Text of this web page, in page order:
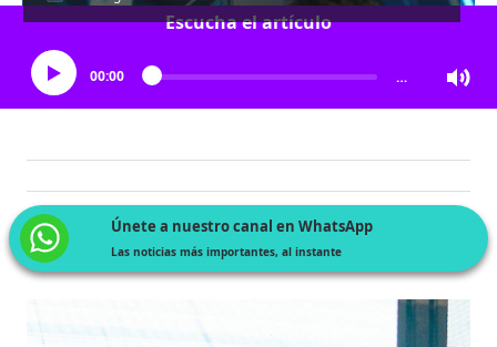
Escucha el artículo
00:00 …
Únete a nuestro canal en WhatsApp
Las noticias más importantes, al instante